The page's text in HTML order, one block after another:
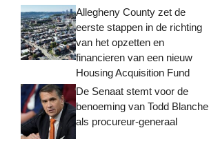
Allegheny County zet de
eerste stappen in de richting
van het opzetten en
financieren van een nieuw
Housing Acquisition Fund
De Senaat stemt voor de
benoeming van Todd Blanche
als procureur-generaal